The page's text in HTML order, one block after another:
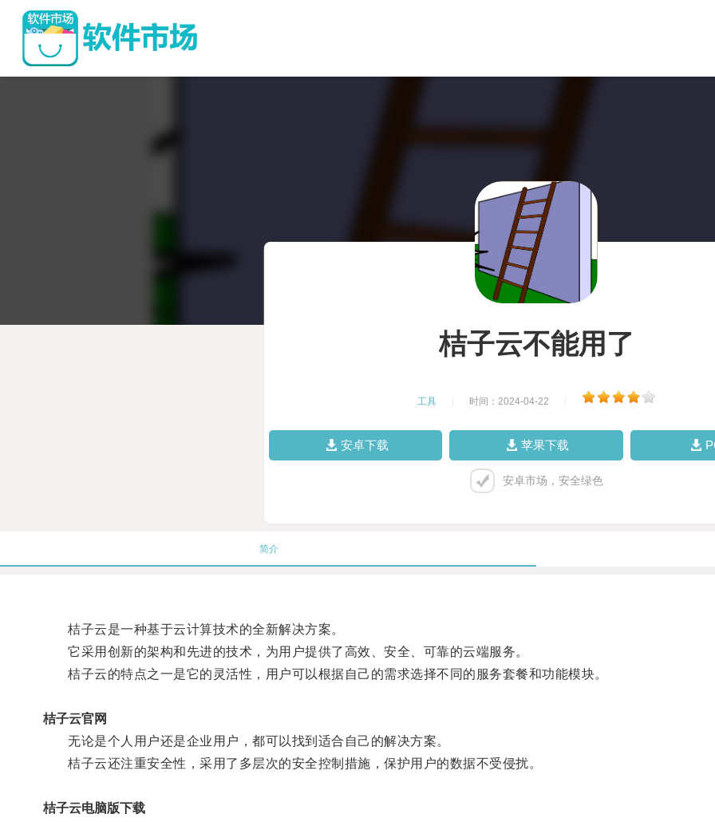
桔子云不能用了
工具 时间：2024-04-22
安卓下载 苹果下载
安卓市场，安全绿色
简介
桔子云是一种基于云计算技术的全新解决方案。
它采用创新的架构和先进的技术，为用户提供了高效、安全、可靠的云端服务。
桔子云的特点之一是它的灵活性，用户可以根据自己的需求选择不同的服务套餐和功能模块。
桔子云官网
无论是个人用户还是企业用户，都可以找到适合自己的解决方案。
桔子云还注重安全性，采用了多层次的安全控制措施，保护用户的数据不受侵扰。
桔子云电脑版下载